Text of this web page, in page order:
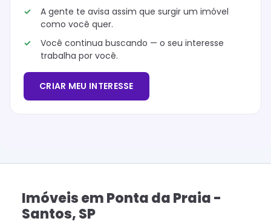
A gente te avisa assim que surgir um imóvel
como você quer.
Você continua buscando — o seu interesse
trabalha por você.
CRIAR MEU INTERESSE
ImóveisemPonta da Praia-
Santos,SP